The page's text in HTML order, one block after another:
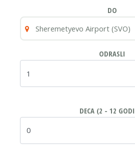
DO
ODRASLI
DECA (2 - 12